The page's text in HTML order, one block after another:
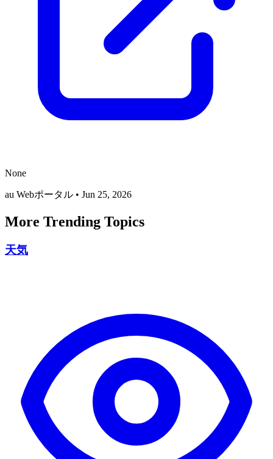
None
au Webポータル • Jun 25, 2026
More Trending Topics
天気